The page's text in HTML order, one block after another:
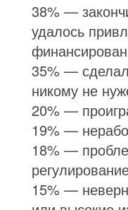
38% —
удалось
35% —
никому не
20% —
19% —
18% —
15% —